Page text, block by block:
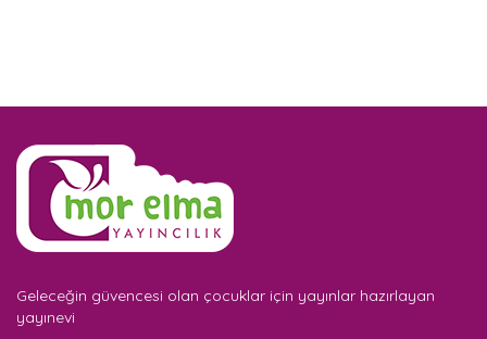
Geleceğin güvencesi olan çocuklar için yayınlar hazırlayan
yayınevi